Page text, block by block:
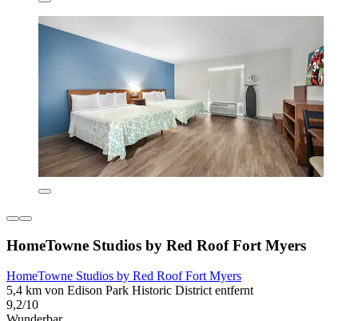
HomeTowne Studios by Red Roof Fort Myers
HomeTowne Studios by Red Roof Fort Myers
5,4 km von Edison Park Historic District entfernt
9,2/10